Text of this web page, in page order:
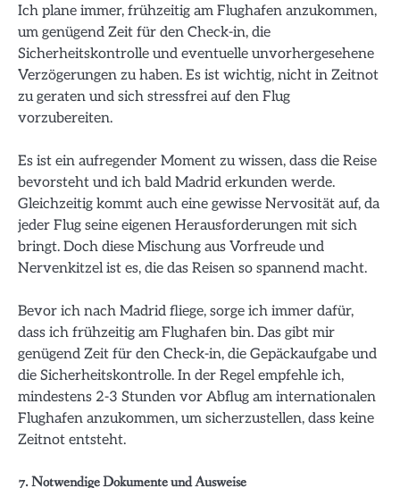
Ich plane immer, frühzeitig am Flughafen anzukommen,
um genügend Zeit für den Check-in, die
Sicherheitskontrolle und eventuelle unvorhergesehene
Verzögerungen zu haben. Es ist wichtig, nicht in Zeitnot
zu geraten und sich stressfrei auf den Flug
vorzubereiten.
Es ist ein aufregender Moment zu wissen, dass die Reise
bevorsteht und ich bald Madrid erkunden werde.
Gleichzeitig kommt auch eine gewisse Nervosität auf, da
jeder Flug seine eigenen Herausforderungen mit sich
bringt. Doch diese Mischung aus Vorfreude und
Nervenkitzel ist es, die das Reisen so spannend macht.
Bevor ich nach Madrid fliege, sorge ich immer dafür,
dass ich frühzeitig am Flughafen bin. Das gibt mir
genügend Zeit für den Check-in, die Gepäckaufgabe und
die Sicherheitskontrolle. In der Regel empfehle ich,
mindestens 2-3 Stunden vor Abflug am internationalen
Flughafen anzukommen, um sicherzustellen, dass keine
Zeitnot entsteht.
7. Notwendige Dokumente und Ausweise